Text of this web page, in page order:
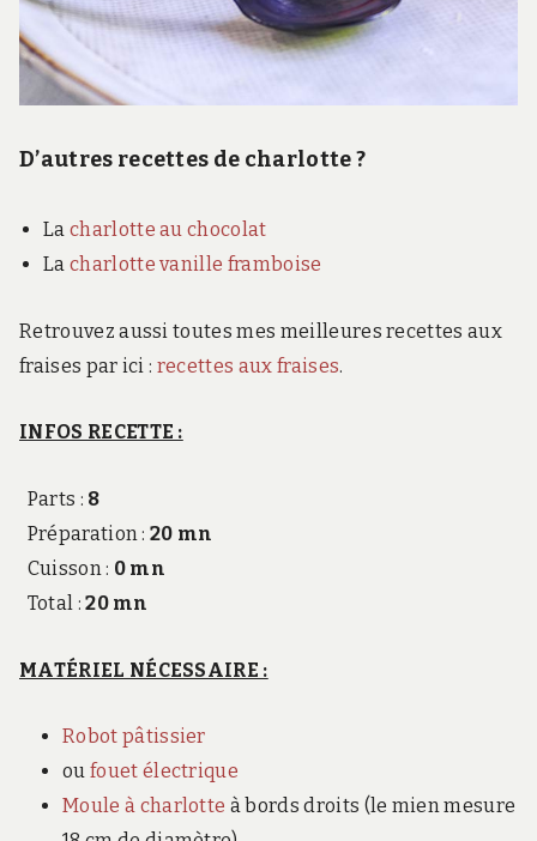
D’autres recettes de charlotte ?
La charlotte au chocolat
La charlotte vanille framboise
Retrouvez aussi toutes mes meilleures recettes aux
fraises par ici : recettes aux fraises.
INFOS RECETTE :
Parts : 8
Préparation :20 mn
Cuisson : 0 mn
Total :20 mn
MATÉRIEL NÉCESSAIRE :
Robot pâtissier
ou fouet électrique
Moule à charlotte à bords droits (le mien mesure